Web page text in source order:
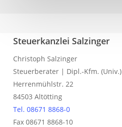
Steuerkanzlei Salzinger
Christoph Salzinger
Steuerberater | Dipl.-Kfm. (Univ.)
Herrenmühlstr. 22
84503 Altötting
Tel. 08671 8868-0
Fax 08671 8868-10